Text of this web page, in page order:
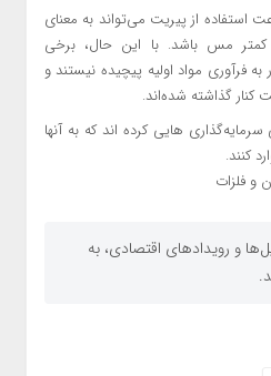
استفاده از پیریت می‌تواند به معنای
کمتر مس باشد. با این حال، برخی
فرآوری مواد اولیه پیچیده نیستند و
کنار گذاشته شده‌اند.
هایی‌ کرده اند که به آنها
کنند.
و فلزات
و رویدادهای اقتصادی، به